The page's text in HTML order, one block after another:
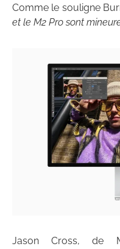
Comme le souligne
et le M2 Pro sont
Jason Cross, de